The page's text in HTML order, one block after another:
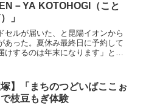
－YA KOTOHOGI（こと
」
セルが届いた、と昆陽イオンから
あった。夏休み最終日に予約して
けするのは年末になります」と言
あったモーリーファンタジーは、
ん行く気満々。スマ...
塚】「まちのつどいばここぉ
枝豆もぎ体験